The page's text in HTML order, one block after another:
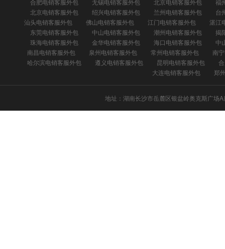
北京电销客服外包
绍兴电销客服外包 兰州电销客服外包
台
汕头电销客服外包
佛山电销客服外包 江门电销客服外包
湛江
东莞电销客服外包
中山电销客服外包 潮州电销客服外包
揭
珠海电销客服外包
金华电销客服外包 海口电销客服外包
中
南昌电销客服外包
泉州电销客服外包 常州电销客服外包
南
哈尔滨电销客服外包
遵义电销客服外包 昆明电销客服外包
大连电销客服外包
郑
地址：湖南长沙市岳麓区银盆岭奥克斯广